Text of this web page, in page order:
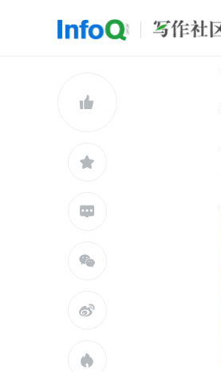
前端





